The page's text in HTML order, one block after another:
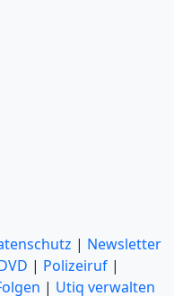
| Newsletter
| Polizeiruf |
| Utiq verwalten